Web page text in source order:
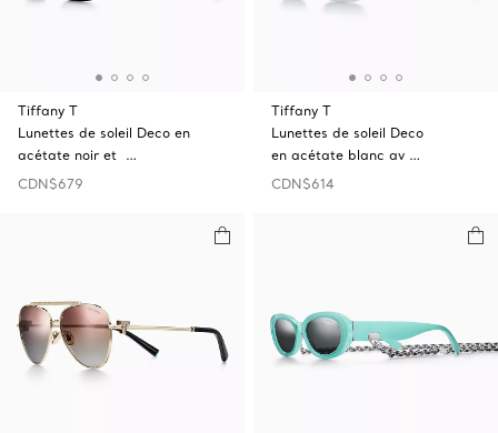
Tiffany T
Lunettes de soleil Deco en
acétate noir et …
CDN$679
Tiffany T
Lunettes de soleil Deco
en acétate blanc av …
CDN$614